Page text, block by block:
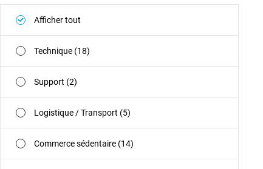
Afficher tout
Technique (18)
Support (2)
Logistique / Transport (5)
Commerce sédentaire (14)